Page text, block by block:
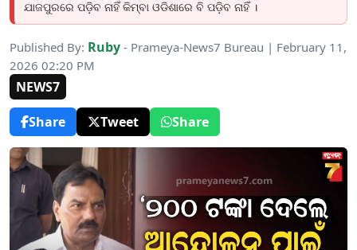
ଯାଜପୁରରେ ପଡ଼ିବ ନାହିଁ କିମ୍ବା ଓଡିଶାରେ ବି ପଡ଼ିବ ନାହିଁ ।
Published By: Ruby - Prameya-News7 Bureau | February 11,
2026 02:20 PM
NEWS7
Share
Tweet Share